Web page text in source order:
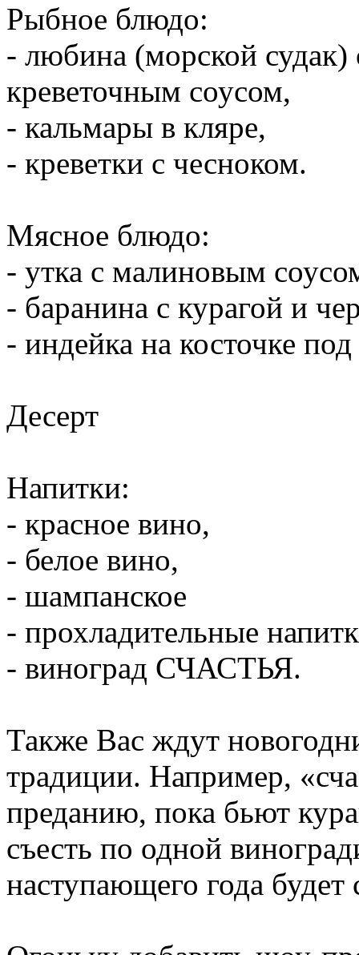
Рыбное блюдо:
- любина (морской
креветочным соусом,
- кальмары в кляре,
- креветки с чесноком.
Мясное блюдо:
- утка с малиновым
- баранина с курагой и
- индейка на косточке
Десерт
Напитки:
- красное вино,
- белое вино,
- шампанское
- прохладительные
- виноград СЧАСТЬЯ.
Также Вас ждут
традиции. Например,
преданию, пока бьют
съесть по одной
наступающего года будет